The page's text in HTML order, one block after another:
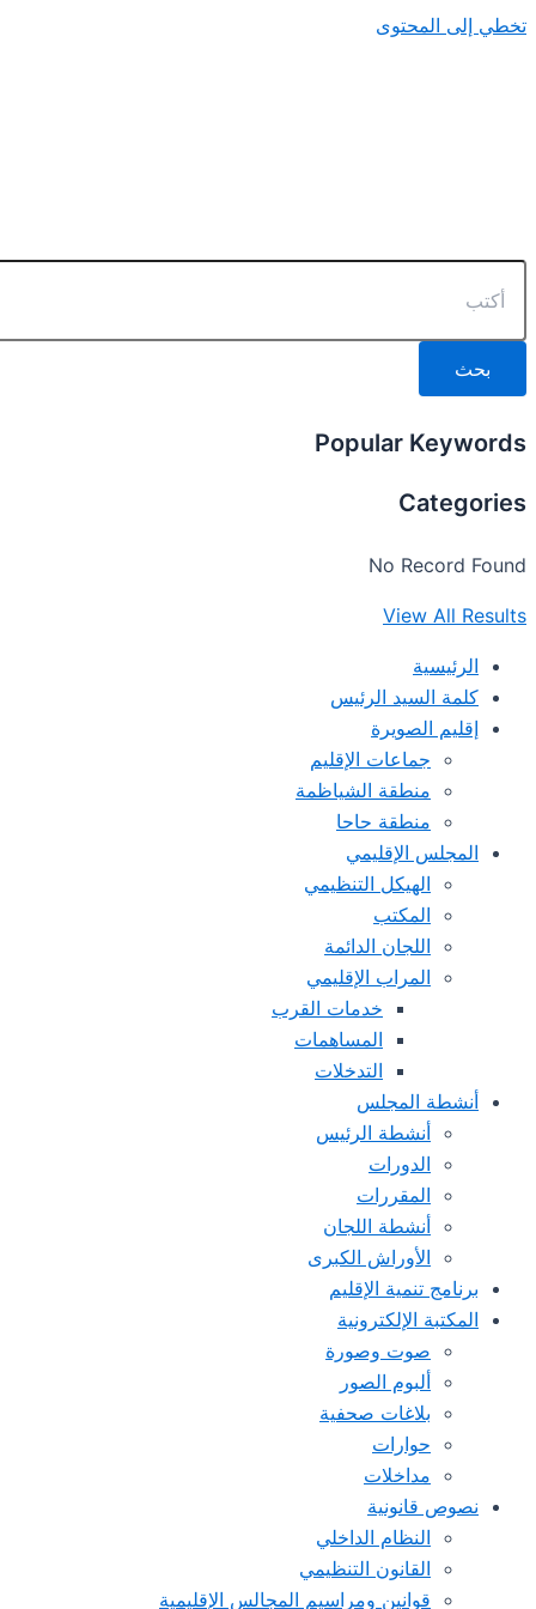
تخطي إلى المحتوى
بحث
Popular Keywords
Categories
No Record Found
View All Results
الرئيسية
كلمة السيد الرئيس
إقليم الصويرة
جماعات الإقليم
منطقة الشياظمة
منطقة حاحا
المجلس الإقليمي
الهيكل التنظيمي
المكتب
اللجان الدائمة
المراب الإقليمي
خدمات القرب
المساهمات
التدخلات
أنشطة المجلس
أنشطة الرئيس
الدورات
المقررات
أنشطة اللجان
الأوراش الكبرى
برنامج تنمية الإقليم
المكتبة الإلكترونية
صوت وصورة
ألبوم الصور
بلاغات صحفية
حوارات
مداخلات
نصوص قانونية
النظام الداخلي
القانون التنظيمي
قوانين ومراسيم المجالس الإقليمية